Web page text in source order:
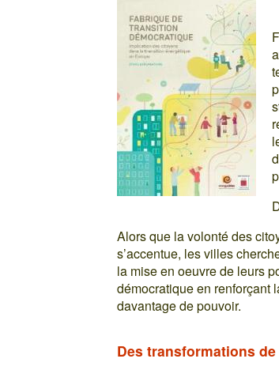
Alors que la volonté des
s’accentue, les villes
la mise en oeuvre de leurs
démocratique en renforçant
davantage de pouvoir.
Des transformations